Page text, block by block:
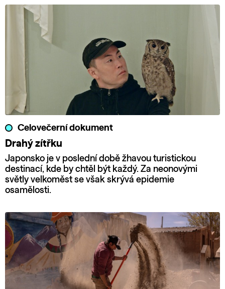
Celovečerní dokument
Drahý zítřku
Japonsko je v poslední době žhavou turistickou
destinací, kde by chtěl být každý. Za neonovými
světly velkoměst se však skrývá epidemie
osamělosti.